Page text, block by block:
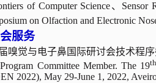
of Computer Science、
on Olfaction and Electronic
服务
嗅觉与电子鼻国际研讨会技术程
Committee Member. The 19th
2022), May 29-June 1, 2022,